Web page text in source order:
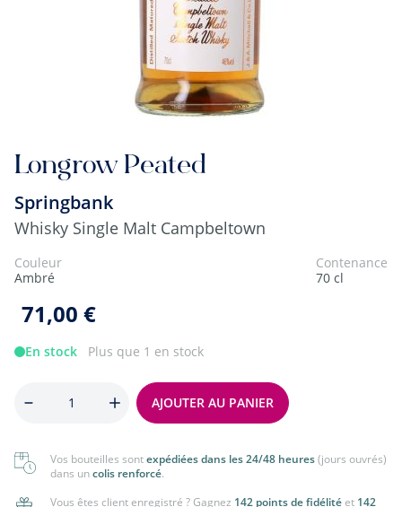
Longrow Peated
Springbank
Whisky Single Malt Campbeltown
Couleur
Ambré
Contenance
70 cl
71,00 €
En stock Plus que 1 en stock
AJOUTER AU PANIER
Vos bouteilles sontexpédiées dans les 24/48 heures(jours ouvrés)
dans uncolis renforcé.
Vous êtes client enregistré ? Gagnez 142 points de fidélité et 142